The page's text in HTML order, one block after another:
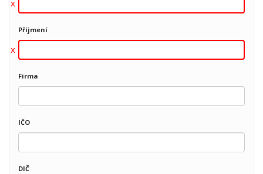
Příjmení
Firma
IČO
DIČ